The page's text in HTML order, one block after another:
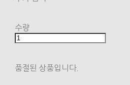
수량
품절된 상품입니다.